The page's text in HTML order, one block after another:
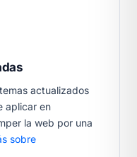
actualizados
aplicar en
la web por una
sobre